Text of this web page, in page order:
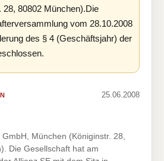
28, 80802 München).Die
vom 28.10.2008
des § 4 (Geschäftsjahr) der
25.06.2008
München (Königinstr. 28,
Die Gesellschaft hat am